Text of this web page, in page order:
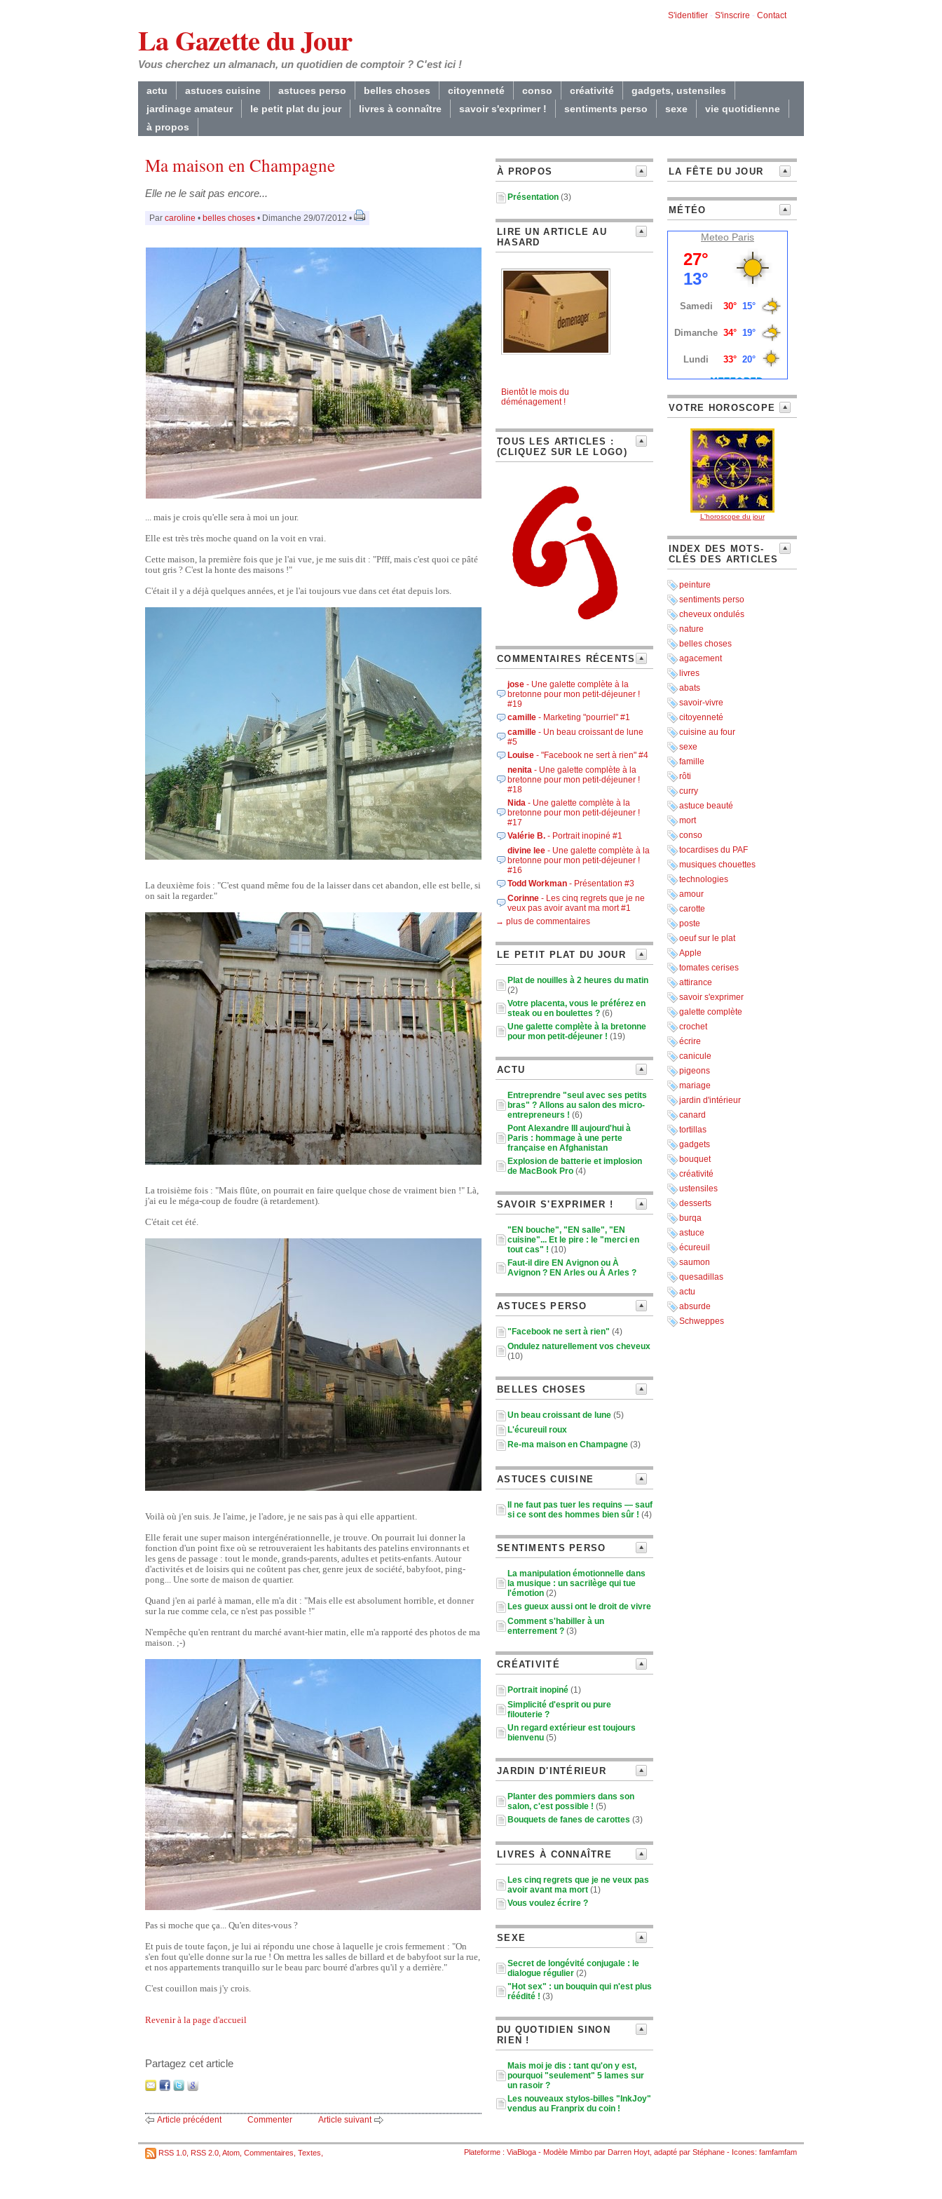
S'identifier - S'inscrire - Contact
La Gazette du Jour
Vous cherchez un almanach, un quotidien de comptoir ? C'est ici !
actu astuces cuisine astuces perso belles choses citoyenneté conso créativité
gadgets, ustensiles
jardinage amateur
le petit plat du jour livres à connaître savoir s'exprimer ! sentiments perso sexe
vie quotidienne
à propos
Ma maison en Champagne
Elle ne le sait pas encore...
Par caroline • belles choses • Dimanche 29/07/2012 •
... mais je crois qu'elle sera à moi un jour.
Elle est très très moche quand on la voit en vrai.
Cette maison, la première fois que je l'ai vue, je me suis dit : "Pfff, mais c'est quoi ce pâté
tout gris ? C'est la honte des maisons !"
C'était il y a déjà quelques années, et je l'ai toujours vue dans cet état depuis lors.
La deuxième fois : "C'est quand même fou de la laisser dans cet abandon, elle est belle, si
on sait la regarder."
La troisième fois : "Mais flûte, on pourrait en faire quelque chose de vraiment bien !" Là,
j'ai eu le méga-coup de foudre (à retardement).
C'était cet été.
Voilà où j'en suis. Je l'aime, je l'adore, je ne sais pas à qui elle appartient.
Elle ferait une super maison intergénérationnelle, je trouve. On pourrait lui donner la
fonction d'un point fixe où se retrouveraient les habitants des patelins environnants et
les gens de passage : tout le monde, grands-parents, adultes et petits-enfants. Autour
d'activités et de loisirs qui ne coûtent pas cher, genre jeux de société, babyfoot, ping-
pong... Une sorte de maison de quartier.
Quand j'en ai parlé à maman, elle m'a dit : "Mais elle est absolument horrible, et donner
sur la rue comme cela, ce n'est pas possible !"
N'empêche qu'en rentrant du marché avant-hier matin, elle m'a rapporté des photos de ma
maison. ;-)
Pas si moche que ça... Qu'en dites-vous ?
Et puis de toute façon, je lui ai répondu une chose à laquelle je crois fermement : "On
s'en fout qu'elle donne sur la rue ! On mettra les salles de billard et de babyfoot sur la rue,
et nos appartements tranquillo sur le beau parc bourré d'arbres qu'il y a derrière."
C'est couillon mais j'y crois.
Revenir à la page d'accueil
Partagez cet article
Article précédent Commenter Article suivant
À PROPOS
Présentation (3)
LIRE UN ARTICLE AU
HASARD
Bientôt le mois du
déménagement !
TOUS LES ARTICLES :
(CLIQUEZ SUR LE LOGO)
COMMENTAIRES RÉCENTS
jose - Une galette complète à la
bretonne pour mon petit-déjeuner !
#19
camille - Marketing "pourriel" #1
camille - Un beau croissant de lune
#5
Louise - "Facebook ne sert à rien" #4
nenita - Une galette complète à la
bretonne pour mon petit-déjeuner !
#18
Nida - Une galette complète à la
bretonne pour mon petit-déjeuner !
#17
Valérie B. - Portrait inopiné #1
divine lee - Une galette complète à la
bretonne pour mon petit-déjeuner !
#16
Todd Workman - Présentation #3
Corinne - Les cinq regrets que je ne
veux pas avoir avant ma mort #1
→ plus de commentaires
LE PETIT PLAT DU JOUR
Plat de nouilles à 2 heures du matin
(2)
Votre placenta, vous le préférez en
steak ou en boulettes ? (6)
Une galette complète à la bretonne
pour mon petit-déjeuner ! (19)
ACTU
Entreprendre "seul avec ses petits
bras" ? Allons au salon des micro-
entrepreneurs ! (6)
Pont Alexandre III aujourd'hui à
Paris : hommage à une perte
française en Afghanistan
Explosion de batterie et implosion
de MacBook Pro (4)
SAVOIR S'EXPRIMER !
"EN bouche", "EN salle", "EN
cuisine"... Et le pire : le "merci en
tout cas" ! (10)
Faut-il dire EN Avignon ou À
Avignon ? EN Arles ou À Arles ?
ASTUCES PERSO
"Facebook ne sert à rien" (4)
Ondulez naturellement vos cheveux
(10)
BELLES CHOSES
Un beau croissant de lune (5)
L'écureuil roux
Re-ma maison en Champagne (3)
ASTUCES CUISINE
Il ne faut pas tuer les requins — sauf
si ce sont des hommes bien sûr ! (4)
SENTIMENTS PERSO
La manipulation émotionnelle dans
la musique : un sacrilège qui tue
l'émotion (2)
Les gueux aussi ont le droit de vivre
Comment s'habiller à un
enterrement ? (3)
CRÉATIVITÉ
Portrait inopiné (1)
Simplicité d'esprit ou pure
filouterie ?
Un regard extérieur est toujours
bienvenu (5)
JARDIN D'INTÉRIEUR
Planter des pommiers dans son
salon, c'est possible ! (5)
Bouquets de fanes de carottes (3)
LIVRES À CONNAÎTRE
Les cinq regrets que je ne veux pas
avoir avant ma mort (1)
Vous voulez écrire ?
SEXE
Secret de longévité conjugale : le
dialogue régulier (2)
"Hot sex" : un bouquin qui n'est plus
réédité ! (3)
DU QUOTIDIEN SINON
RIEN !
Mais moi je dis : tant qu'on y est,
pourquoi "seulement" 5 lames sur
un rasoir ?
Les nouveaux stylos-billes "InkJoy"
vendus au Franprix du coin !
LA FÊTE DU JOUR
MÉTÉO
Meteo Paris
VOTRE HOROSCOPE
L'horoscope du jour
INDEX DES MOTS-
CLÉS DES ARTICLES
peinture
sentiments perso
cheveux ondulés
nature
belles choses
agacement
livres
abats
savoir-vivre
citoyenneté
cuisine au four
sexe
famille
rôti
curry
astuce beauté
mort
conso
tocardises du PAF
musiques chouettes
technologies
amour
carotte
poste
oeuf sur le plat
Apple
tomates cerises
attirance
savoir s'exprimer
galette complète
crochet
écrire
canicule
pigeons
mariage
jardin d'intérieur
canard
tortillas
gadgets
bouquet
créativité
ustensiles
desserts
burqa
astuce
écureuil
saumon
quesadillas
actu
absurde
Schweppes
RSS 1.0 RSS 2.0 Atom Commentaires Textes Plateforme : ViaBloga - Modèle Mimbo par Darren Hoyt , adapté par Stéphane - Icones: famfamfam